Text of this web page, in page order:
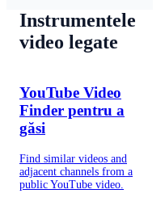
Instrumentele
video legate
YouTube Video
Finder pentru a
găsi
Find similar videos and
adjacent channels from a
public YouTube video.